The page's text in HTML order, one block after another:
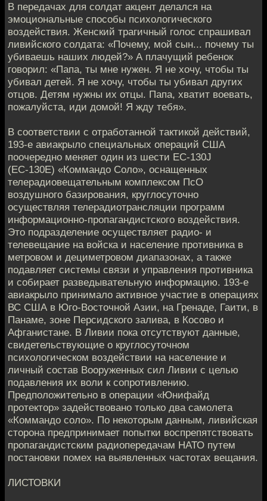
В передачах для солдат акцент делался на
эмоциональные способы психологического
воздействия. Женский трагичный голос спрашивал
ливийского солдата: «Почему, мой сын... почему ты
убиваешь наших людей?» А плачущий ребенок
говорил: «Папа, ты мне нужен. Я не хочу, чтобы ты
убивал детей. Я не хочу, чтобы ты убивал других
отцов. Детям нужны их отцы. Папа, хватит воевать,
пожалуйста, иди домой! Я жду тебя».
В соответствии с отработанной тактикой действий,
193-е авиакрыло специальных операций США
поочередно меняет один из шести ЕС-130J
(ЕС-130Е) «Коммандо Соло», оснащенных
телерадиовещательным комплексом ПсО
воздушного базирования, круглосуточно
осуществляя телерадиотрансляции программ
информационно-пропагандистского воздействия.
Это подразделение осуществляет радио- и
телевещание на войска и население противника в
метровом и дециметровом диапазонах, а также
подавляет системы связи и управления противника
и собирает разведывательную информацию. 193-е
авиакрыло принимало активное участие в операциях
ВС США в Юго-Восточной Азии, на Гренаде, Гаити, в
Панаме, зоне Персидского залива, в Косово и
Афганистане. В Ливии пока отсутствуют данные,
свидетельствующие о круглосуточном
психологическом воздействии на население и
личный состав Вооруженных сил Ливии с целью
подавления их воли к сопротивлению.
Предположительно в операции «Юнифайд
протектор» задействовано только два самолета
«Коммандо соло». По некоторым данным, ливийская
сторона предпринимает попытки воспрепятствовать
пропагандистским радиопередачам НАТО путем
постановки помех на выявленных частотах вещания.
ЛИСТОВКИ